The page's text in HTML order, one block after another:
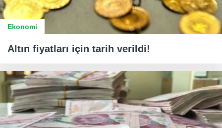
Ekonomi
Altın fiyatları için tarih verildi!